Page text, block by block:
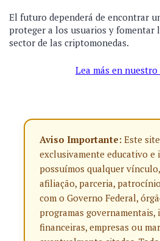
El futuro dependerá de encontrar
proteger a los usuarios y fomentar
sector de las criptomonedas.
Lea más en
Aviso Importante: Este
exclusivamente educativo e
possuímos qualquer
afiliação, parceria,
com o Governo Federal,
programas governamentais,
financeiras, empresas ou